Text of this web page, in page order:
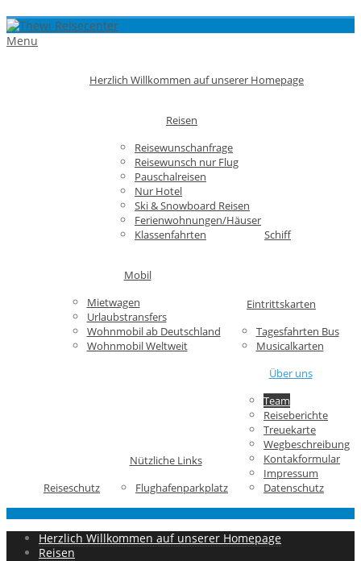
Menu
Herzlich Willkommen auf unserer Homepage
Reisen
Reisewunschanfrage
Reisewunsch nur Flug
Pauschalreisen
Nur Hotel
Ski & Snowboard Reisen
Ferienwohnungen/Häuser
Klassenfahrten
Schiff
Mobil
Mietwagen
Urlaubstransfers
Wohnmobil ab Deutschland
Wohnmobil Weltweit
Eintrittskarten
Tagesfahrten Bus
Musicalkarten
Reiseschutz
Nützliche Links
Flughafenparkplatz
Über uns
Team
Reiseberichte
Treuekarte
Wegbeschreibung
Kontakformular
Impressum
Datenschutz
Herzlich Willkommen auf unserer Homepage
Reisen